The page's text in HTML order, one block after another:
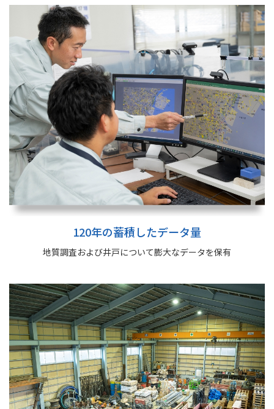
120年の蓄積したデータ量
地質調査および井戸について膨大なデータを保有